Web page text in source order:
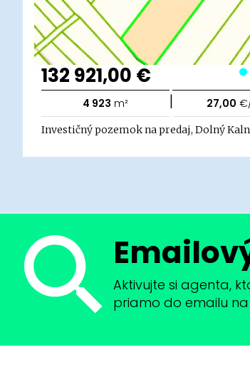
132 921,00 €
4 923 m² | 27,00
Investičný pozemok na predaj, Dolný
Aktivujte si agenta,
priamo do emailu